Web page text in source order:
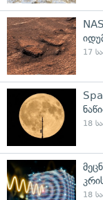
17
18
18